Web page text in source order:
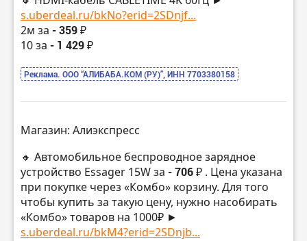
s.uberdeal.ru/bkNo?erid=2SDnjf...
2м за - 359 ₽
10 за - 1 429 ₽
Реклама. ООО “АЛИБАБА.КОМ (РУ)”, ИНН 7703380158
Магазин: Алиэкспресс
🔸 Автомобильное беспроводное зарядное
устройство Essager 15W за - 706 ₽ . Цена указана
при покупке через «Комбо» корзину. Для того
чтобы купить за такую цену, нужно насобирать
«Комбо» товаров на 1000₽ ►
s.uberdeal.ru/bkM4?erid=2SDnjb...